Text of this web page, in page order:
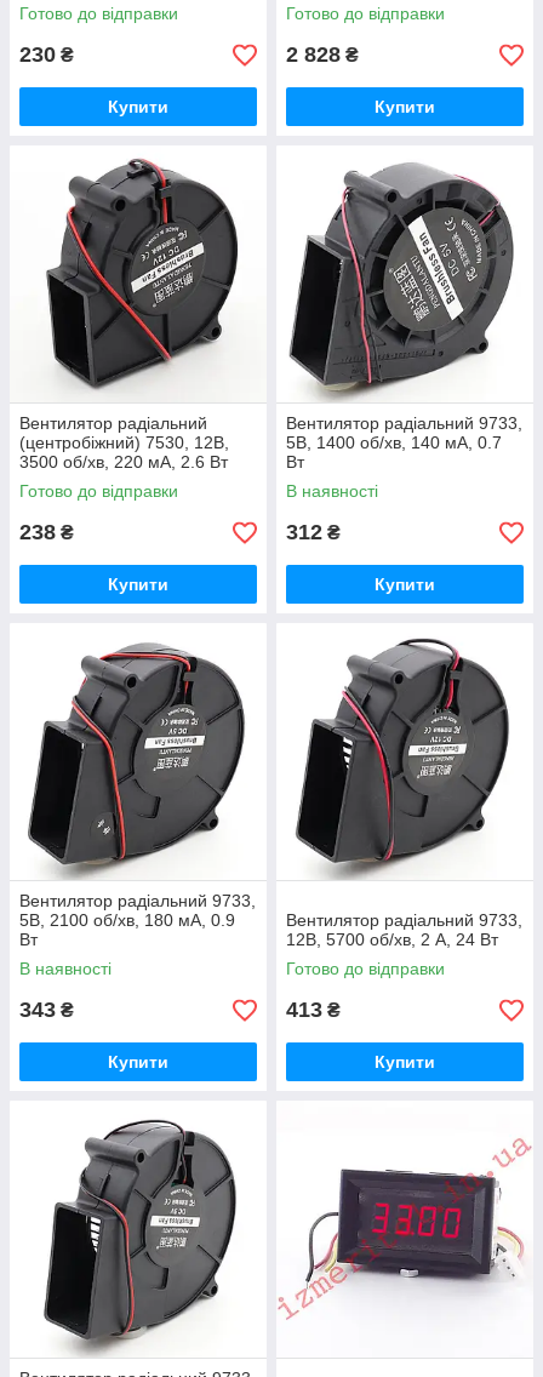
Готово до відправки
230 ₴
Купити
Готово до відправки
2 828 ₴
Купити
Вентилятор радіальний
(центробіжний) 7530, 12В,
3500 об/хв, 220 мА, 2.6 Вт
Готово до відправки
238 ₴
Купити
Вентилятор радіальний 9733,
5В, 1400 об/хв, 140 мА, 0.7
Вт
В наявності
312 ₴
Купити
Вентилятор радіальний 9733,
5В, 2100 об/хв, 180 мА, 0.9
Вт
В наявності
343 ₴
Купити
Вентилятор радіальний 9733,
12В, 5700 об/хв, 2 А, 24 Вт
Готово до відправки
413 ₴
Купити